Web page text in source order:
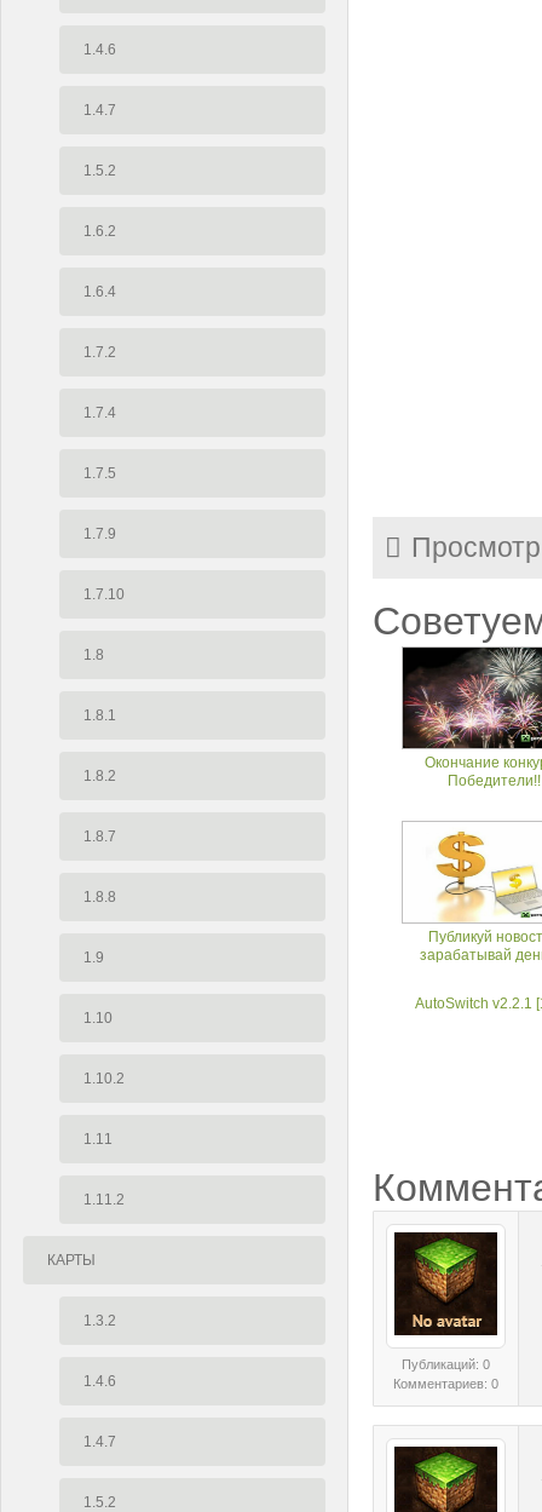
1.4.6
1.4.7
1.5.2
1.6.2
1.6.4
1.7.2
1.7.4
1.7.5
1.7.9
1.7.10
1.8
1.8.1
1.8.2
1.8.7
1.8.8
1.9
1.10
1.10.2
1.11
1.11.2
КАРТЫ
1.3.2
1.4.6
1.4.7
1.5.2
Окончание
Публикуй
зарабатывай
AutoSwitch v2.2.1
Публикаций: 0
Комментариев: 0